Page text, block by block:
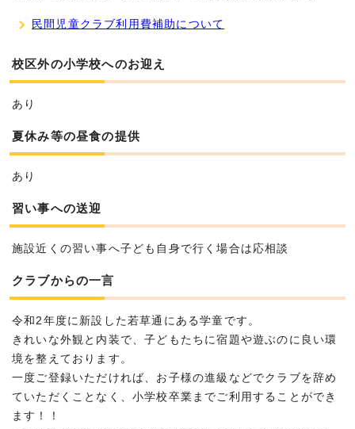
民間児童クラブ利用費補助について
校区外の小学校へのお迎え
あり
夏休み等の昼食の提供
あり
習い事への送迎
施設近くの習い事へ子ども自身で行く場合は応相談
クラブからの一言
令和2年度に新設した若草通にある学童です。
きれいな外観と内装で、子どもたちに宿題や遊ぶのに良い環
境を整えております。
一度ご登録いただければ、お子様の進級などでクラブを辞め
ていただくことなく、小学校卒業までご利用することができ
ます！！